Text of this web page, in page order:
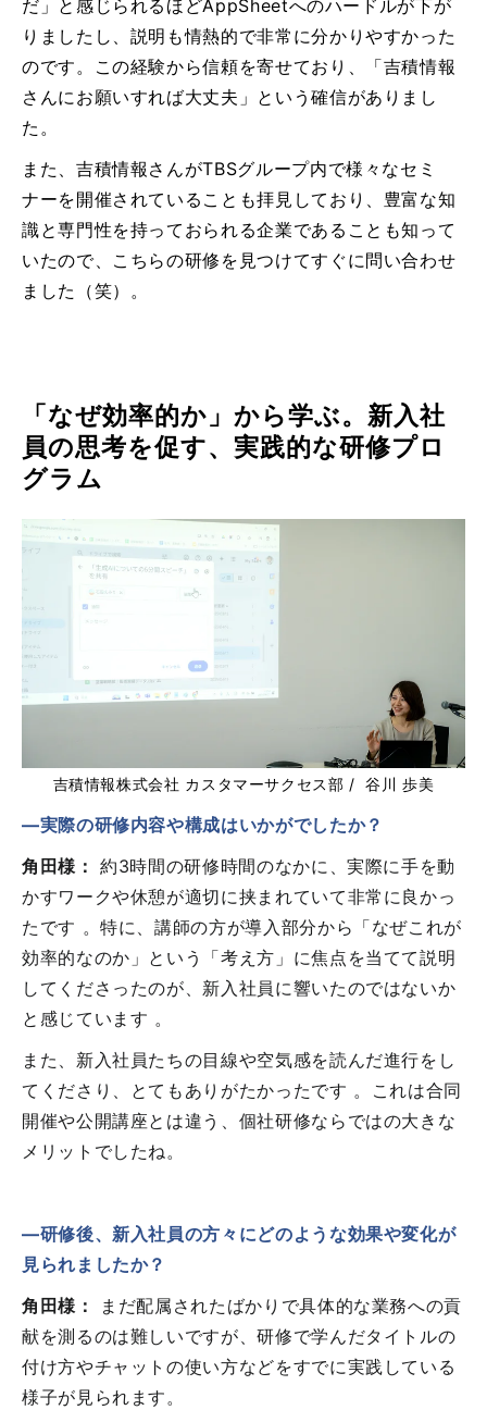
だ」と感じられるほどAppSheetへのハードルが下が
りましたし、説明も情熱的で非常に分かりやすかった
のです。この経験から信頼を寄せており、「吉積情報
さんにお願いすれば大丈夫」という確信がありまし
た。
また、吉積情報さんがTBSグループ内で様々なセミ
ナーを開催されていることも拝見しており、豊富な知
識と専門性を持っておられる企業であることも知って
いたので、こちらの研修を見つけてすぐに問い合わせ
ました（笑）。
「なぜ効率的か」から学ぶ。新入社
員の思考を促す、実践的な研修プロ
グラム
吉積情報株式会社 カスタマーサクセス部 / 谷川 歩美
―実際の研修内容や構成はいかがでしたか？
角田様： 約3時間の研修時間のなかに、実際に手を動
かすワークや休憩が適切に挟まれていて非常に良かっ
たです 。特に、講師の方が導入部分から「なぜこれが
効率的なのか」という「考え方」に焦点を当てて説明
してくださったのが、新入社員に響いたのではないか
と感じています 。
また、新入社員たちの目線や空気感を読んだ進行をし
てくださり、とてもありがたかったです 。これは合同
開催や公開講座とは違う、個社研修ならではの大きな
メリットでしたね。
―研修後、新入社員の方々にどのような効果や変化が
見られましたか？
角田様：
まだ配属されたばかりで具体的な業務への貢
献を測るのは難しいですが、研修で学んだタイトルの
付け方やチャットの使い方などをすでに実践している
様子が見られます。